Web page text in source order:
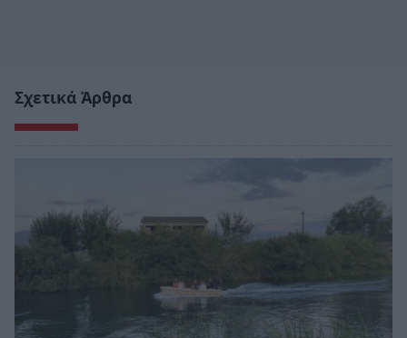
Σχετικά Άρθρα